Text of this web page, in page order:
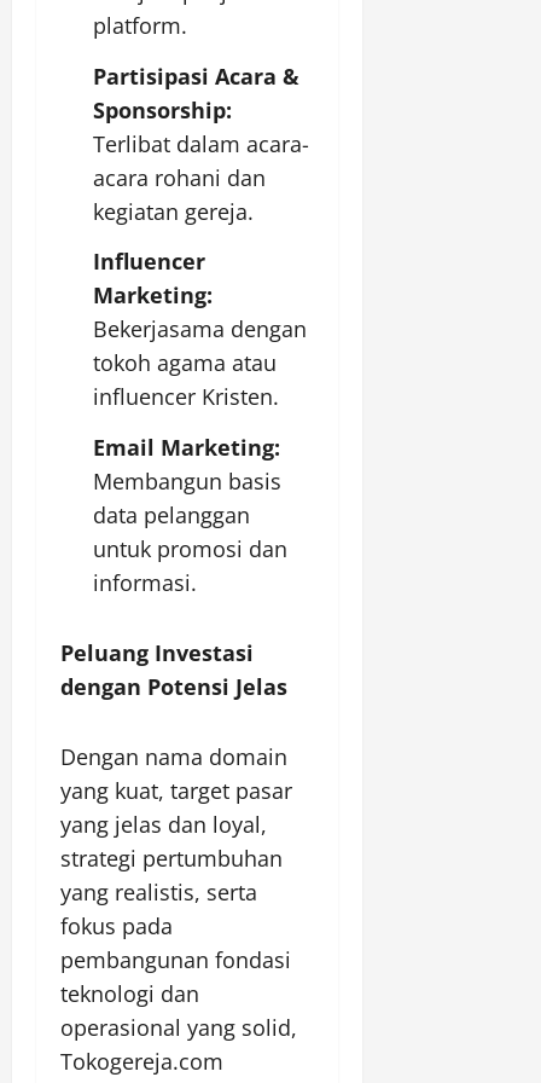
platform.
Partisipasi Acara &
Sponsorship:
Terlibat dalam acara-
acara rohani dan
kegiatan gereja.
Influencer
Marketing:
Bekerjasama dengan
tokoh agama atau
influencer Kristen.
Email Marketing:
Membangun basis
data pelanggan
untuk promosi dan
informasi.
Peluang Investasi
dengan Potensi Jelas
Dengan nama domain
yang kuat, target pasar
yang jelas dan loyal,
strategi pertumbuhan
yang realistis, serta
fokus pada
pembangunan fondasi
teknologi dan
operasional yang solid,
Tokogereja.com